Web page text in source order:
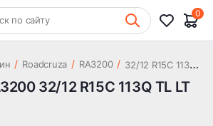
Шиномонтаж
по сайту
0
/ Roadcruza / RA3200 / 3
2/12 R15C 113Q TL LT 6PR WW
32/12 R15C 113Q TL LT